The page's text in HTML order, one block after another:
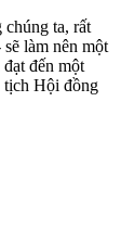
chúng ta, rất
làm nên một
đến một
tịch Hội đồng